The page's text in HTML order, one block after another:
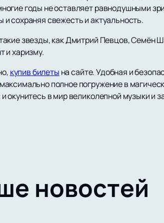
годы не оставляет равнодушными
сохраняя свежесть и актуальность.
звезды, как Дмитрий Певцов, Семён
и харизму.
купив билеты на сайте. Удобная и
полное погружение в
окунитесь в мир великолепной музыки
новостей